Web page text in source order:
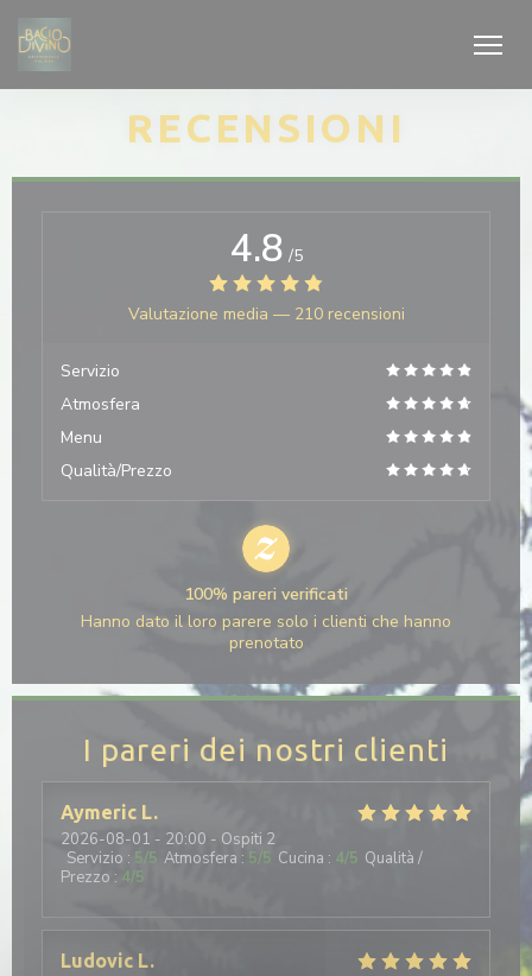
Personalizzazione delle tue scelte sui cookie
RECENSIONI
I pareri dei nostri clienti
Aymeric L
2026-08-01 - 20:00 - Ospiti 2
Servizio : 5/5 Atmosfera : 5/5 Cucina : 4/5 Qualità /
Prezzo : 4/5
Ludovic L
4.8 /5
Valutazione media — 210 recensioni
Servizio
Atmosfera
Menu
Qualità/Prezzo
100% pareri verificati
Hanno dato il loro parere solo i clienti che hanno
prenotato